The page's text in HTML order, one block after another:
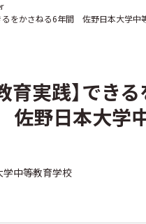
るをかさねる6年間 佐野日本大学中
育実践】でき
野日本大学
学中等教育学校